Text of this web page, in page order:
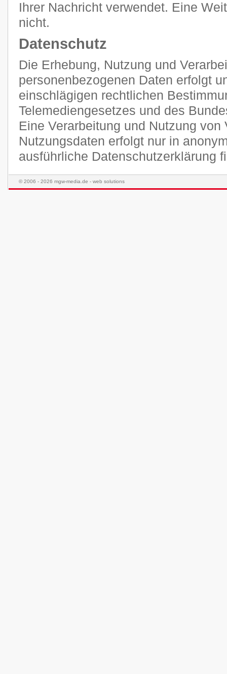
Ihrer Nachricht verwendet. Eine
nicht.
Datenschutz
Die Erhebung, Nutzung und
personenbezogenen Daten erfolgt
einschlägigen rechtlichen
Telemediengesetzes und des
Eine Verarbeitung und Nutzung von
Nutzungsdaten erfolgt nur in
ausführliche Datenschutzerklärung
© 2006 - 2026 mgw-media.de - web solutions